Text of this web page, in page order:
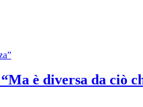
è diversa da ciò